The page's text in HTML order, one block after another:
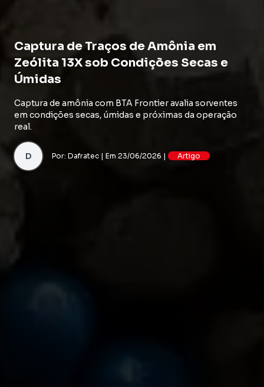
Captura de Traços de Amônia em
Zeólita 13X sob Condições Secas e
Úmidas
Captura de amônia com BTA Frontier avalia sorventes
em condições secas, úmidas e próximas da operação
real.
D Por: Dafratec | Em 23/06/2026 | Artigo